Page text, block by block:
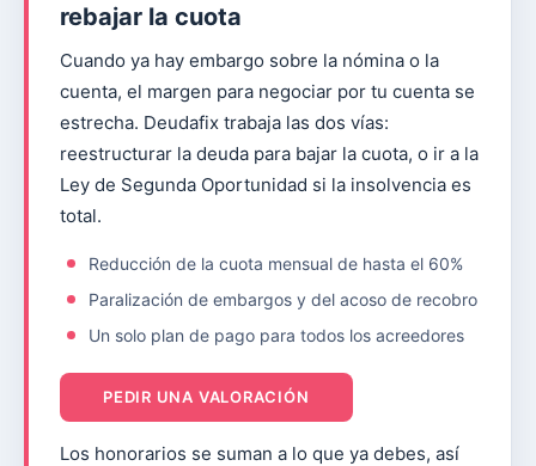
rebajar la cuota
Cuando ya hay embargo sobre la nómina o la
cuenta, el margen para negociar por tu cuenta se
estrecha. Deudafix trabaja las dos vías:
reestructurar la deuda para bajar la cuota, o ir a la
Ley de Segunda Oportunidad si la insolvencia es
total.
Reducción de la cuota mensual de hasta el 60%
Paralización de embargos y del acoso de recobro
Un solo plan de pago para todos los acreedores
PEDIR UNA VALORACIÓN
Los honorarios se suman a lo que ya debes, así